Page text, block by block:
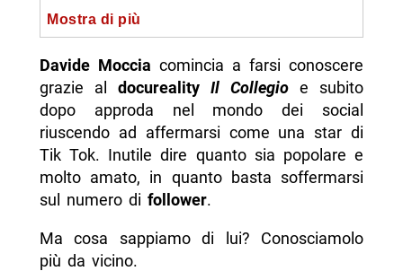
-- L’esperienza da Tik Toker
- Curiosità su Davide Moccia
- Profili social di Davide Moccia
-- Scopri di più da Napolike.it
Mostra di più
Davide Moccia comincia a farsi conoscere
grazie al docurealityIl Collegio e subito
dopo approda nel mondo dei social
riuscendo ad affermarsi come una star di
Tik Tok. Inutile dire quanto sia popolare e
molto amato, in quanto basta soffermarsi
sul numero di follower.
Ma cosa sappiamo di lui? Conosciamolo
più da vicino.